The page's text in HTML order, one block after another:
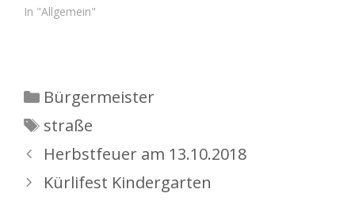
In "Allgemein"
Kategorien
Bürgermeister
Schlagwörter
straße
Herbstfeuer am 13.10.2018
Kürlifest Kindergarten